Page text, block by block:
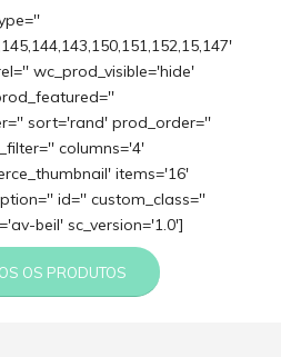
wc_prod_visible='hide'
sort='rand' prod_order=''
columns='4'
items='16'
id='' custom_class=''
beil' sc_version='1.0']
OS PRODUTOS